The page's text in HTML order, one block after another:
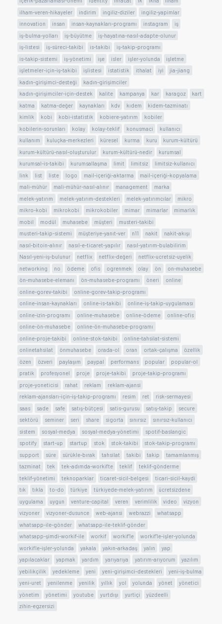
ilham-veren-hikayeler
indirim ingiliz-diziler
ingiliz-yapimlar
innovation
insan insan-kaynakları-programı instagram
iş
iş-bulma-yolları
iş-büyütme
iş-hayatına-nasıl-adapte-olunur
iş-listesi
iş-süreci-takibi is-takibi
iş-takip-programı
is-takip-sistemi
iş-yönetimi işe isler işler-yolunda
işletme
işletmeler-için-iş-takibi
işlistesi istatistik ithalat iyi
jia-jiang
kadın-girişimci-desteği
kadın-girişimciler
kadın-girişimciler-için-destek
kalite kampanya kar karagoz
kart
katma
katma-değer kaynakları kdv kıdem
kidem-tazminatı
kimlik
kobi kobi-istatistik kobiere-yatırım
kobiler
kobilerin-sorunları
kolay kolay-teklif konusmaci
kullanıcı
kullanım
kuluçka-merkezleri küresel kurma kuru
kurum-kültürü
kurum-kültürü-nasıl-oluşturulur
kurum-kültürü-nedir
kurumsal
kurumsal-is-takibi
kurumsallaşma limit limitsiz
limitsiz-kullanıcı
link
list liste logo mail-içeriği-aktarma
mail-içeriği-kopyalama
mali-mühür
mali-mühür-nasıl-alınır management
marka
melek-yatırım
melek-yatırım-destekleri melek-yatırımcılar
mikro
mikro-kobi
mikrokobi mikrokobiler mimar mimarlar
mimarlık
mobil
modül muhasebe müşteri
musteri-takibi
musteri-takip-sistemi
müşteriye-yanıt-ver n11 nakit
nakit-akışı
nasıl-bitoin-alınır
nasıl-e-ticaret-yapılır
nasıl-yatırım-bulabilirim
Nasıl-yeni-iş-bulunur
netflix netflix-değeri
netflix-ucretsiz-uyelik
networking
no ödeme ofis ogrenmek olay ön
on-muhasebe
ön-muhasebe-elemanı
ön-muhasebe-programı öneri
online
online-gorev-takibi
online-gorev-takip-programı
online-insan-kaynakları
online-is-takibi
online-iş-takip-uygulaması
online-izin-programı
online-muhasebe online-ödeme
online-ofis
online-ön-muhasebe
online-ön-muhasebe-programı
online-proje-takibi
online-stok-takibi
online-tahsilat-sistemi
onlinetahsilat
önmuhasebe orada-ol oran ortak-çalışma
özellik
özen
özveri paylaşım paypal performans popular
popular-ol
pratik
profesyonel proje proje-takibi
proje-takip-programı
proje-yoneticisi
rahat reklam
reklam-ajansi
reklam-ajansları-için-iş-takip-programı
resim ret
risk-sermayesi
saas
sade safe satış-bütçesi satis-gurusu satış-takip
secure
sektörü
seminer seri share sigorta sınırsız
sınırsız-kullanıcı
sistem
sosyal-medya sosyal-medya-yönetimi
spotif-baslangic
spotify
start-up startup stok stok-takibi
stok-takip-programı
support
süre sürükle-bırak tahsilat takibi takip
tamamlanmış
tazminat
tek tek-adımda-workifte teklif
teklif-gönderme
teklif-yönetimi
teknoparklar ticaret-sicil-belgesi
ticari-sicil-kaydi
tık
tıkla to-do türkiye türkiyede-melek-yatırım
ücretsizdene
uygulama
uygun venture-capital veren verimlilik video
vizyon
vizyoner
vizyoner-dusunce web-ajansi webrazzi
whatsapp
whatsapp-ile-gönder
whatsapp-ile-teklif-gönder
whatsapp-şimdi-workif-ile
workif workif'le
workif'le-işler-yolunda
workifle-işler-yolunda
yakala yakın-arkadaş yalın
yap
yapılacaklar
yapmak yardım yarıyarıya yatırım-arıyorum
yazılım
yebilikçilik
yedekleme yeni yeni-girişimci-destekleri
yeni-iş-bulma
yeni-uret
yenilenme yenilik yıllık yol yolunda yönet
yönetici
yönetim
yönetimi youtube yurtdışı yurtiçi
yüzdeelli
zihin-egzersizi